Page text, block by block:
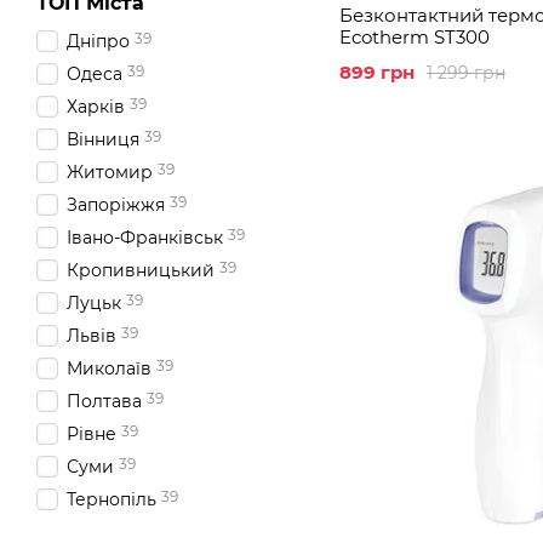
Безконтактний
Ecotherm ST300
1 299 грн
899 грн
Дніпро 39
Одеса 39
Харків 39
Вінниця 39
Житомир 39
Запоріжжя 39
Івано-Франківськ 39
Кропивницький 39
Луцьк 39
Львів 39
Миколаїв 39
Полтава 39
Рівне 39
Суми 39
Тернопіль 39